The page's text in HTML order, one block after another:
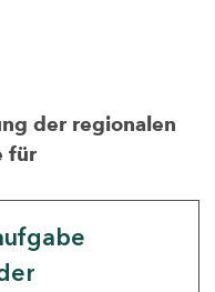
der regionalen
für